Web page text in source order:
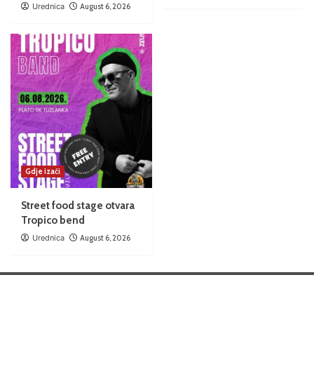
Urednica August 6, 2026
Gdje izaći
Street food stage otvara
Tropico bend
Urednica August 6, 2026